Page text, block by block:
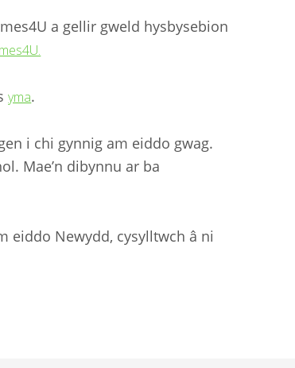
a gellir gweld hysbysebion
yma.
i chi gynnig am eiddo gwag.
Mae’n dibynnu ar ba
eiddo Newydd, cysylltwch â ni